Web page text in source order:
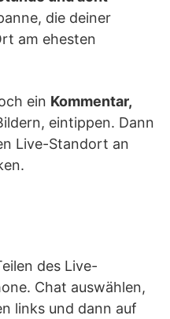
die deiner
am ehesten
ein Kommentar,
eintippen. Dann
Live-Standort an
des Live-
Chat auswählen,
links und dann auf